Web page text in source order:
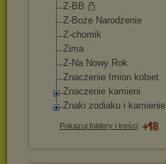
Z-BB
Z-Boże Narodzenie
Z-chomik
Zima
Z-Na Nowy Rok
Znaczenie Imion kobiet
Znaczenie kamieni
Znaki zodiaku i kamienie
Pokazuj foldery i treści